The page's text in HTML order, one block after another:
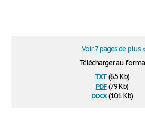
Télécharger au
txt(6.5 Kb)
pdf(79 Kb)
docx(10.1 Kb)
Voir 7 pages de plus »